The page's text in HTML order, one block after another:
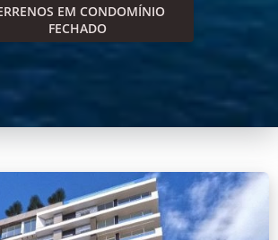
EM CONDOMÍNIO
FECHADO